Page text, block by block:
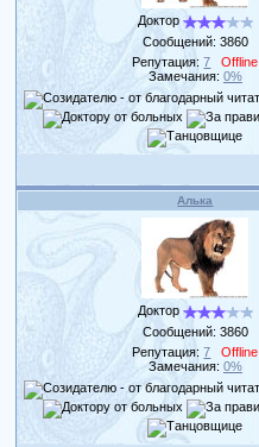
Доктор
Сообщений: 3860
Репутация:7
Offline
Замечания: 0%
Алька
Доктор
Сообщений: 3860
Репутация:7
Offline
Замечания: 0%